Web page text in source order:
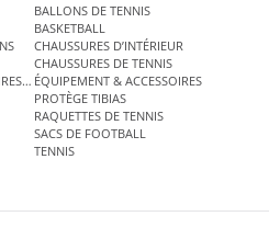
BALLONS DE TENNIS
BASKETBALL
CHAUSSURES D’INTÉRIEUR
CHAUSSURES DE TENNIS
DE TENNIS
ÉQUIPEMENT & ACCESSOIRES
PROTÈGE TIBIAS
RAQUETTES DE TENNIS
SACS DE FOOTBALL
TENNIS